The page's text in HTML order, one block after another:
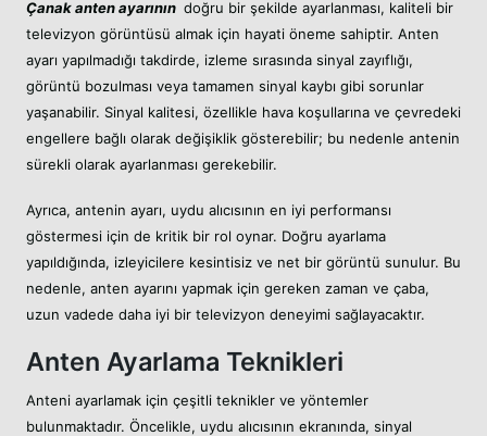
Çanak anten ayarının doğru bir şekilde ayarlanması, kaliteli bir
televizyon görüntüsü almak için hayati öneme sahiptir. Anten
ayarı yapılmadığı takdirde, izleme sırasında sinyal zayıflığı,
görüntü bozulması veya tamamen sinyal kaybı gibi sorunlar
yaşanabilir. Sinyal kalitesi, özellikle hava koşullarına ve çevredeki
engellere bağlı olarak değişiklik gösterebilir; bu nedenle antenin
sürekli olarak ayarlanması gerekebilir.
Ayrıca, antenin ayarı, uydu alıcısının en iyi performansı
göstermesi için de kritik bir rol oynar. Doğru ayarlama
yapıldığında, izleyicilere kesintisiz ve net bir görüntü sunulur. Bu
nedenle, anten ayarını yapmak için gereken zaman ve çaba,
uzun vadede daha iyi bir televizyon deneyimi sağlayacaktır.
Anten Ayarlama Teknikleri
Anteni ayarlamak için çeşitli teknikler ve yöntemler
bulunmaktadır. Öncelikle, uydu alıcısının ekranında, sinyal